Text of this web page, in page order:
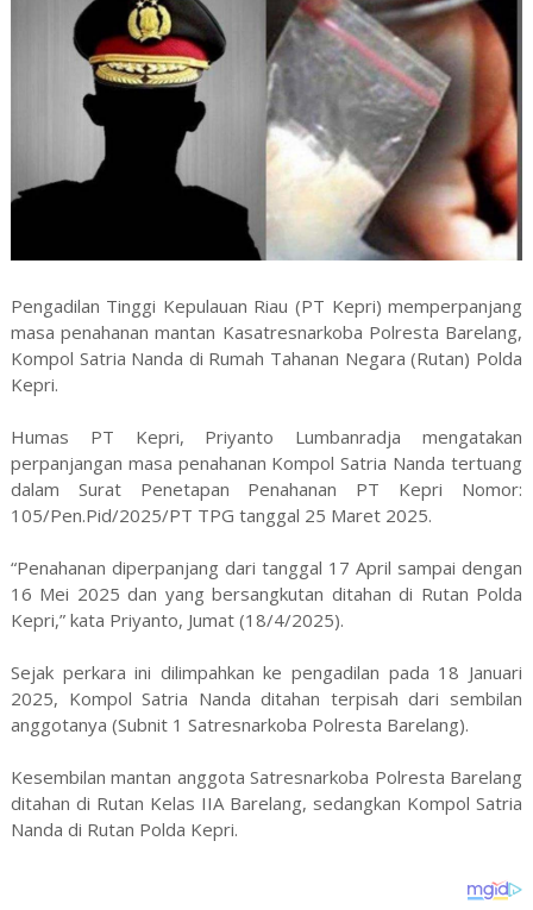
Pengadilan Tinggi Kepulauan Riau (PT Kepri) memperpanjang
masa penahanan mantan Kasatresnarkoba Polresta Barelang,
Kompol Satria Nanda di Rumah Tahanan Negara (Rutan) Polda
Kepri.
Humas PT Kepri, Priyanto Lumbanradja mengatakan
perpanjangan masa penahanan Kompol Satria Nanda tertuang
dalam Surat Penetapan Penahanan PT Kepri Nomor:
105/Pen.Pid/2025/PT TPG tanggal 25 Maret 2025.
“Penahanan diperpanjang dari tanggal 17 April sampai dengan
16 Mei 2025 dan yang bersangkutan ditahan di Rutan Polda
Kepri,” kata Priyanto, Jumat (18/4/2025).
Sejak perkara ini dilimpahkan ke pengadilan pada 18 Januari
2025, Kompol Satria Nanda ditahan terpisah dari sembilan
anggotanya (Subnit 1 Satresnarkoba Polresta Barelang).
Kesembilan mantan anggota Satresnarkoba Polresta Barelang
ditahan di Rutan Kelas IIA Barelang, sedangkan Kompol Satria
Nanda di Rutan Polda Kepri.